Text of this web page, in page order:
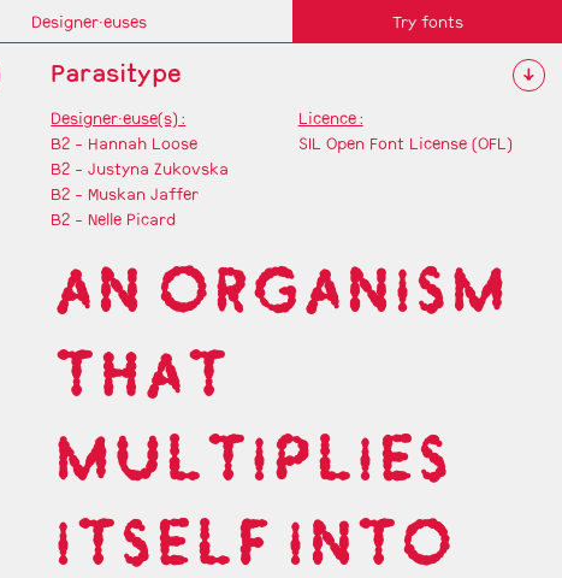
Designer·euses Try fonts
Parasitype ↓
Designer·euse(s) :
B2 - Hannah Loose
B2 - Justyna Zukovska
B2 - Muskan Jaffer
B2 - Nelle Picard
Licence :
SIL Open Font License (OFL)
AN ORGANISM
THAT
MULTIPLIES
ITSELF INTO